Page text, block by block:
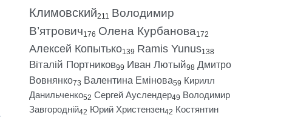
Климовский211 Володимир
В’ятрович176 Олена Курбанова172
Алексей Копытько139 Ramis Yunus138
Віталій Портников99 Иван Лютый98 Дмитро
Вовнянко73 Валентина Емінова59 Кирилл
Данильченко52 Сергей Ауслендер49 Володимир
Завгородній42 Юрий Христензен42 Костянтин